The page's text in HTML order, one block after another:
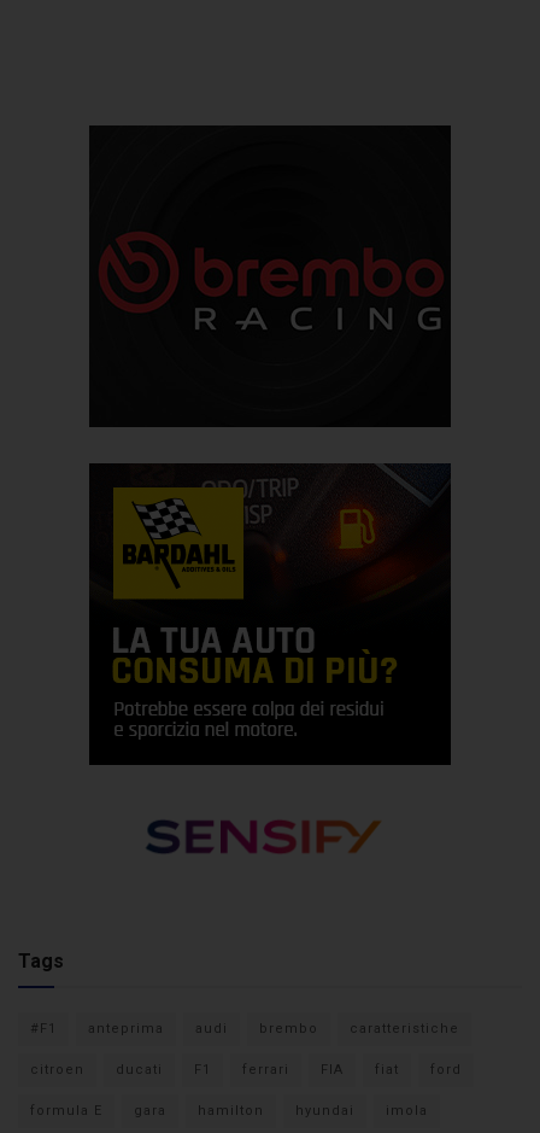
Tags
#F1 anteprima audi brembo caratteristiche
citroen ducati F1 ferrari FIA fiat ford
formula E gara hamilton hyundai imola